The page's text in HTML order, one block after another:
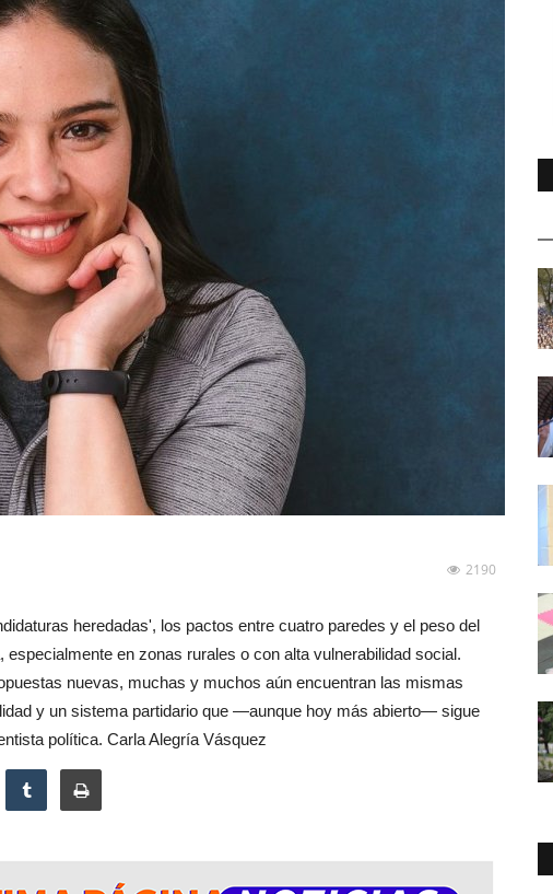
2190
heredadas', los pactos entre cuatro paredes y el peso del
en zonas rurales o con alta vulnerabilidad social.
nuevas, muchas y muchos aún encuentran las mismas
y un sistema partidario que —aunque hoy más abierto— sigue
política. Carla Alegría Vásquez